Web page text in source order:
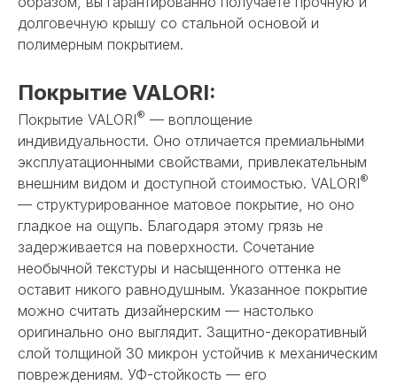
долговечную крышу со стальной основой и
полимерным покрытием.
Покрытие VALORI:
Покрытие VALORI® — воплощение
индивидуальности. Оно отличается премиальными
эксплуатационными свойствами, привлекательным
внешним видом и доступной стоимостью. VALORI®
— структурированное матовое покрытие, но оно
гладкое на ощупь. Благодаря этому грязь не
задерживается на поверхности. Сочетание
необычной текстуры и насыщенного оттенка не
оставит никого равнодушным. Указанное покрытие
можно считать дизайнерским — настолько
оригинально оно выглядит. Защитно-декоративный
слой толщиной 30 микрон устойчив к механическим
повреждениям. УФ-стойкость — его